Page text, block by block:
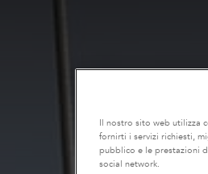
Il nostro sito web utilizza
fornirti i servizi richiesti,
pubblico e le prestazioni
social network.